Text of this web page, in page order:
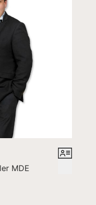
og nær til Ridehal
MDE